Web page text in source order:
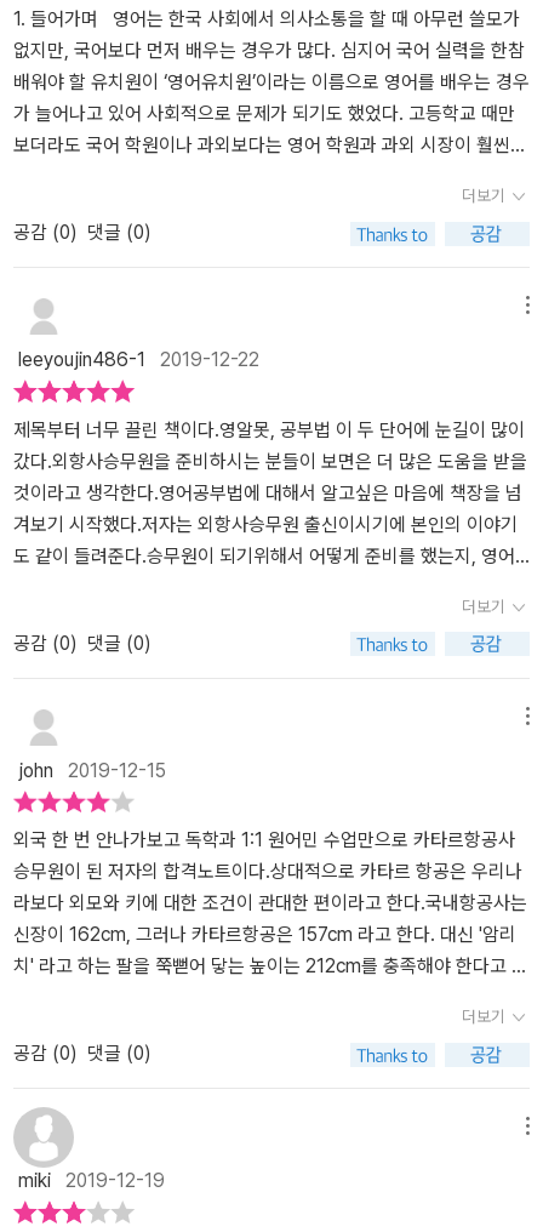
실력향상에 도움 됩니다.저자가 영어로 면접을 준비하면서 또 느낀
것은 면접자도 사람이므로 교감이 중요하다 느꼈습니다.영어 회화를
공부하면서 면접자와 교감을 해야겠단 생각이 면접을 합격하게 된 키
포인트로 보입니다.PS.이 책을 읽은 점은 저자의 승무원이라는 직업
때문이었습니다.저자가 여러 나라 사람들과 의사소통 하면서 영어 실
업을 준비하는 분들에겐 큰 도움 될것으로 보이는데요.영어면접 노하
우와 실제 합격 사례들이 잘 정리돼 있어서 책을 보시면서 스킬들을
쉽게 얻을 수 있습니다.
작했음에도 불구하고, 저자가 예기한 간절함과 의지를 바탕으로 외항
사 승무원이 되었다. 저자의 외항사 승무원이 되는 과정을 읽으면서,
나는 이렇게까지 노력해봤을까 하는 자책을 하게 되었다. 직장생활을
하면서도 주어진 환경에 안주하면서 도전이라는 단어는 쓰레기통에
던져버린지 오래인 나. 저자는 영어울렁증을 극복함은 물론, 실제 면
접관들에게 긍정적인 모습을 보였기 때문에 합격할 수 있었다. 지금
내 나이가 새로운 도전을 하기엔 머뭇거려지는 나이이기도 하지만,
젊은 시절에도 마찬가지였던 것 같다. 새로운 도전이 나에게는 아직
도 낯설다. 하지만 저자의 승무원 도전기나 승무원 생활기를 읽다보
니 반성을 하게 되고, 새로운 다짐도 하게 되었다.​책을 읽으면서 느낀
점은 저자는 정말 도전정신이 투철하다는 것이다. 좌절할 때도 있지
만, 그 좌절에 굴복하지 않고, 자기가 할 수 있는 다양한 방법으로 이
를 극복해낸다. 영어 울렁증을 극복한 방법, 승무원 시절 슬럼프를 극
복한 방법 모두 책 읽는 독자들에게 좋은 영향을 주는 방법들이다. 좌
절에 갇혀있어서는 아무것도 이루어지지 않는다. 긍정적인 생각으로
도전하는 것만이 내가 원하는 것을 얻을 수 있다는 것을 저자는 몸소
보여줬다.​책 후반부에는 외항사 승무원 면접 스킬에 대한 저자의 경
는 분들에게 정말 필요한 내용들이다. 영어에 관심이 있는 나로서는
부록에 수록된 유용한 면접 영어 표현과 해외 항공사 면접 기출 질문,
알아두면 좋은 승무원 면접 항공 영어 등이 관심이 갔고, 꽤 좋은 내용
들이어서 책을 읽으면서 열심히 메모도 했다.​저자는 이제 승무원에서
영어 강사 그리고 면접 스킬 지도 및 취업 컨설팅을 하고 있다. 승무원
의 경험을 넘어 이제는 후배 양성에 힘을 쏟고 있다. 저자의 간절함과
의지력을 본받아서 나도 새로운 도전을 시도해봐야겠다.​해당 출판사
로부터 도서를 제공 받아 작성하는 글입니다.​#영알못 #외항사승무원
#1등영어강사 #영어공부법 #외항사승무원합격기 #항공사면접스킬
1. 들어가며 영어는 한국 사회에서 의사소통을 할 때 아무런 쓸모가
없지만, 국어보다 먼저 배우는 경우가 많다. 심지어 국어 실력을 한참
배워야 할 유치원이 ‘영어유치원’이라는 이름으로 영어를 배우는 경우
가 늘어나고 있어 사회적으로 문제가 되기도 했었다. 고등학교 때만
보더라도 국어 학원이나 과외보다는 영어 학원과 과외 시장이 훨씬
목적인 영어 찬양은 지양할 필요가 있다. 하지만 영어가 세계의 공영
어이며 중요하다는 것은 사실이다. 영어를 모르더라도 한국 사회에서
의사소통 하는데 불편하지 않지만, 세계에서 생산되는 많은 정보를
받아들이는데 시간이 오래 걸린다. 당장 영어를 읽을 수 있으면, 구글
에 몇 글자만 치면 찾을 수 있다. 하지만 모른다면 정보를 획득하지 못
할 수도 있다. 이 책은 영어와 관련이 없는 꿈을 꾸다 스튜어디스가
되고 싶어 영어를 공부하는 과정을 설명한 책이다. 사실 영어공부법
보다는 승무원이 되는 과정을 담고 있다는 것이 더욱 정확한 설명인
것 같다. 영어 공부와 관련된 내용도 충분히 설명되어 있지만, 스튜어
디스가 되는 과정도 매우 자세히 설명되어 있다. 그래서 영어 공부법
과 더불어 스튜어디스를 준비하는 사람한테 꼭 한번 권해보고 싶다.
간과 노력을 투자했다. 나는 운이 아니라, 처절한 노력으로 지금 이 자
리까지 왔다. 하나부터 열까지, 머리부터 발끝까지 노력하지 않아도
되는 부분은 하나도 없었다. - p.28 line 1~4 낯선 환경에 적응해야
하는 순간이 오면 당황스럽다. 자연스러운 일이다. 그 낯선 감정을 인
정하는 것부터가 시작이라고 생각한다. 인정하고 나면 이제 그 환경
과 친해지는 일만 남았다. 새로운 환경을 마음에 드는 사람이라고 생
각해보면 더욱 이해하기 쉽다. 당신은 마음에 드는 사람이 있다면 어
떻게 하겠는가? 그 사람이 좋아하는 것을 함께 해주며 가까워지려고
할 것이다. - p.69 line 17 ~ p.70 line 2 아무리 후배라도, 혹은 어
린아이라도 자신만의 생각이 있는 것이다. 무시하고 강요할 수 있는
상대는 아무도 없다. 어느 조직에서나 위계질서는 존재한다. 특히 승
다. 그중 직급이나 위치를 이용해 부당한 상황을 연출하는 사람도 있
다.그러나 벌써 겁먹을 필요는 없다. 어느 조직에서나 나와 맞는 사람
이 있고, 나를 미워하는 사람도 있다. 모든 사람이 나를 좋아할 수 없
는 법이다. 이런 생각을 갖고 소신 있게 행동하면 된다. - p.98 line 6
~13 P는 한 주제에 대해서 말할 재료를 많이 가지고 있었다. P는 주
제별로 키워드를 평소에 정리해놓기 때문이었다. P는 키워드를 가지
고 한국말로 하고 싶은 말을 머릿속으로 정리했다고 한다. 그런 후 영
더보기
공감 (0) 댓글 (0)
leeyoujin486-1 2019-12-22
제목부터 너무 끌린 책이다.영알못, 공부법 이 두 단어에 눈길이 많이
갔다.외항사승무원을 준비하시는 분들이 보면은 더 많은 도움을 받을
것이라고 생각한다.영어공부법에 대해서 알고싶은 마음에 책장을 넘
겨보기 시작했다.저자는 외항사승무원 출신이시기에 본인의 이야기
도 같이 들려준다.승무원이 되기위해서 어떻게 준비를 했는지, 영어
한 팁들도 알려준다.영어공부의 다양한 방법들을 들을 수 있어서 좋
았다.영알못이어도 꾸준히 듣고, 말하고, 노력하면 할 수 있다는 걸 직
접 보여준 경우라서 더욱더 와 닿았다.현재도 꾸준하게 영어공부를
하면서 계속해서 본인의 꿈을 위해서 달려가는 모습에, 나를 알고 받
아들이는 모습에서도 배울점이 많다고 생각했다.영어공부를 하기위
해서는 구체적으로, 시간을 만들어서 많은 시간을 투자하고, 듣기와
말하기, 다른 사람의 말을 따라하면서 내 것으로 만들기 등등 다양한
방법들과 팁들을 이야기해준다.승무원의 이야기도 같이 들을수 있어
서 새로운 분야에 대해서도 들을 수 있어서 좋았다.영어공부는 단순
히 언어공부가 아니라 문화를 이해하고 소통한다는 것에 의미를 더
두어야함도 알게 되었다.여러책들도 이야기 해주어서 이야기해준 책
도 찾아보려 한다.영알못이기에 도움이 많이 될 것 같다.책을 읽으면
더보기
공감 (0) 댓글 (0)
john 2019-12-15
외국 한 번 안나가보고 독학과 1:1 원어민 수업만으로 카타르항공사
승무원이 된 저자의 합격노트이다.상대적으로 카타르 항공은 우리나
라보다 외모와 키에 대한 조건이 관대한 편이라고 한다.국내항공사는
신장이 162cm, 그러나 카타르항공은 157cm 라고 한다. 대신 '암리
치' 라고 하는 팔을 쭉뻗어 닿는 높이는 212cm를 충족해야 한다고 한
리치'를 재고 간단한 면접도 병행을 하는 것이다.그리고 다른 나라에
서 행해지는 면접도 참가할 수 있다. 저자는 중국 광저우까지 가서 면
접을 보았다. 그리고 당일날 2cm가 모자란 암리치에도 불구하고 면
접관으로부터'스트레칭은 계속 할거지?' 라는 약속까지 받은 끝에 최
종을 합격의 기쁨을 맛보았다. 홀로 제주에서 서울까지 날아와 만 3
년, 1000일간의 노력끝에 얻은 기쁨이었다.​그만큼 시험이나 면접이
유연한만큼 오히려 한국항공사보다 기회는 더 많을 거란 생각이 든
더보기
공감 (0) 댓글 (0)
miki 2019-12-19